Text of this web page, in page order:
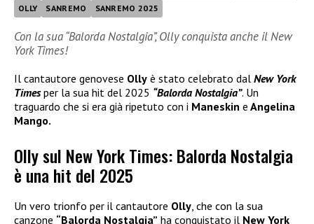
OLLY
SANREMO SANREMO 2025
Con la sua “Balorda Nostalgia”, Olly conquista anche il New
York Times!
Il cantautore genovese Olly è stato celebrato dal New York
Timesper la sua hit del 2025 “Balorda Nostalgia”. Un
traguardo che si era già ripetuto con i Maneskin e Angelina
Mango.
Olly sul New York Times: Balorda Nostalgia
è una hit del 2025
Un vero trionfo per il cantautore Olly, che con la sua
canzone “Balorda Nostalgia” ha conquistato il New York